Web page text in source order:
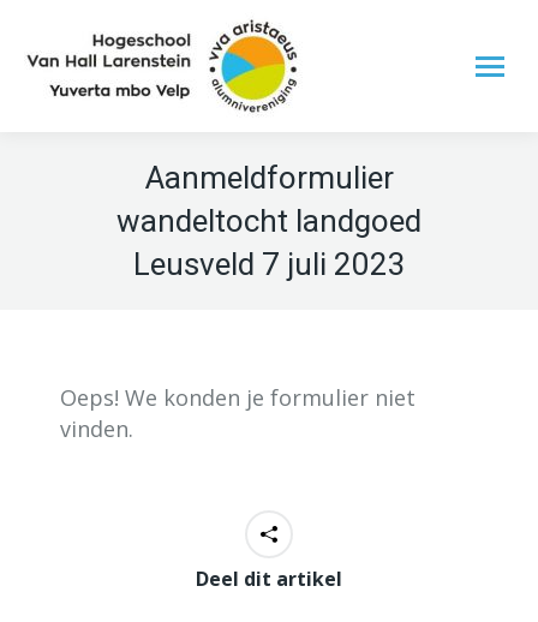
Aanmeldformulier
wandeltocht landgoed
Leusveld 7 juli 2023
Oeps! We konden je formulier niet
vinden.
Deel dit artikel